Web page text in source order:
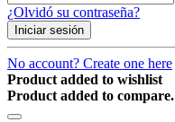
¿Olvidó su contraseña?
Iniciar sesión
No account? Create one here
Product added to wishlist
Product added to compare.